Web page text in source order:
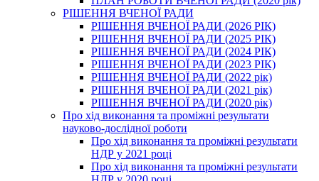
РІШЕННЯ ВЧЕНОЇ РАДИ
РІШЕННЯ ВЧЕНОЇ РАДИ (2026 РІК)
РІШЕННЯ ВЧЕНОЇ РАДИ (2025 РІК)
РІШЕННЯ ВЧЕНОЇ РАДИ (2024 РІК)
РІШЕННЯ ВЧЕНОЇ РАДИ (2023 РІК)
РІШЕННЯ ВЧЕНОЇ РАДИ (2022 рік)
РІШЕННЯ ВЧЕНОЇ РАДИ (2021 рік)
РІШЕННЯ ВЧЕНОЇ РАДИ (2020 рік)
Про хід виконання та проміжні результати
науково-дослідної роботи
Про хід виконання та проміжні результати
НДР у 2021 році
Про хід виконання та проміжні результати